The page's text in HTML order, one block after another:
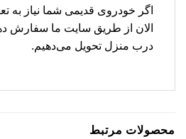
اگر خودروی قدیمی شما نیاز به
الان از طریق سایت ما سفارش
درب منزل تحویل می‌دهیم.
محصولات مرتبط